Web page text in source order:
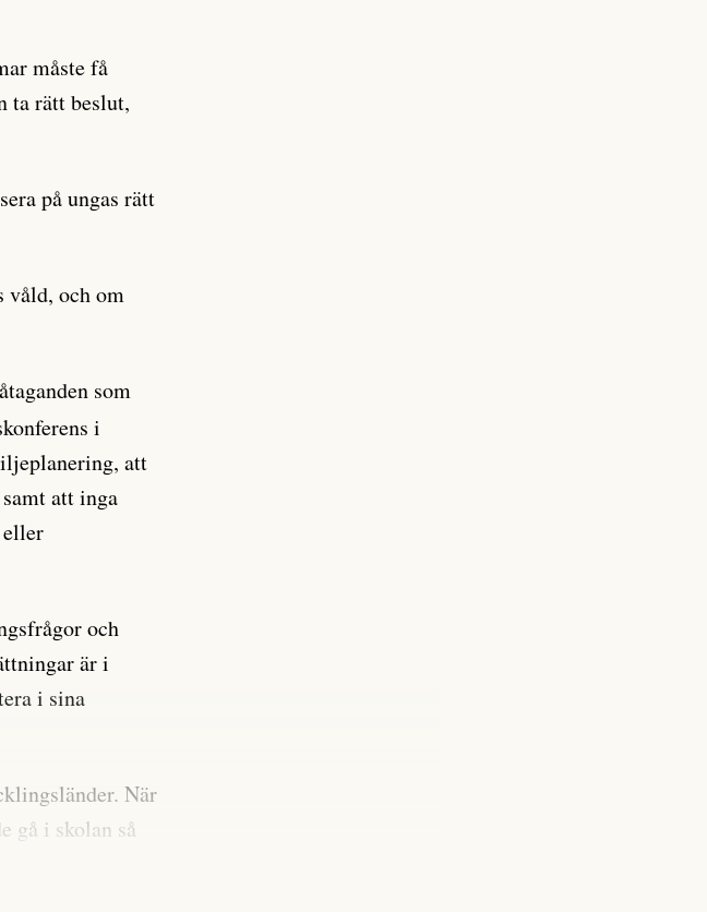
måste få
ta rätt beslut,
på ungas rätt
våld, och om
som
i
att
att inga
och
är i
i sina
När
gå i skolan så